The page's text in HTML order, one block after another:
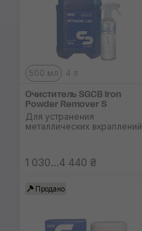
500 мл 4 л
Очиститель SGCB Iron
Powder Remover S
Для устранения
металлических вкраплений
1 030...4 440 ₴
Продано